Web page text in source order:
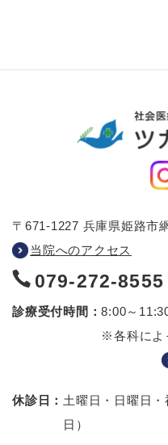
〒671-1227 兵庫県姫路市
当院へのアクセス
079-272-8555
診療受付時間：8:00～
※各科によ
休診日： 土曜日・日曜日・
日）